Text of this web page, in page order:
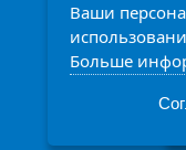
198207,
Ваши
Больше